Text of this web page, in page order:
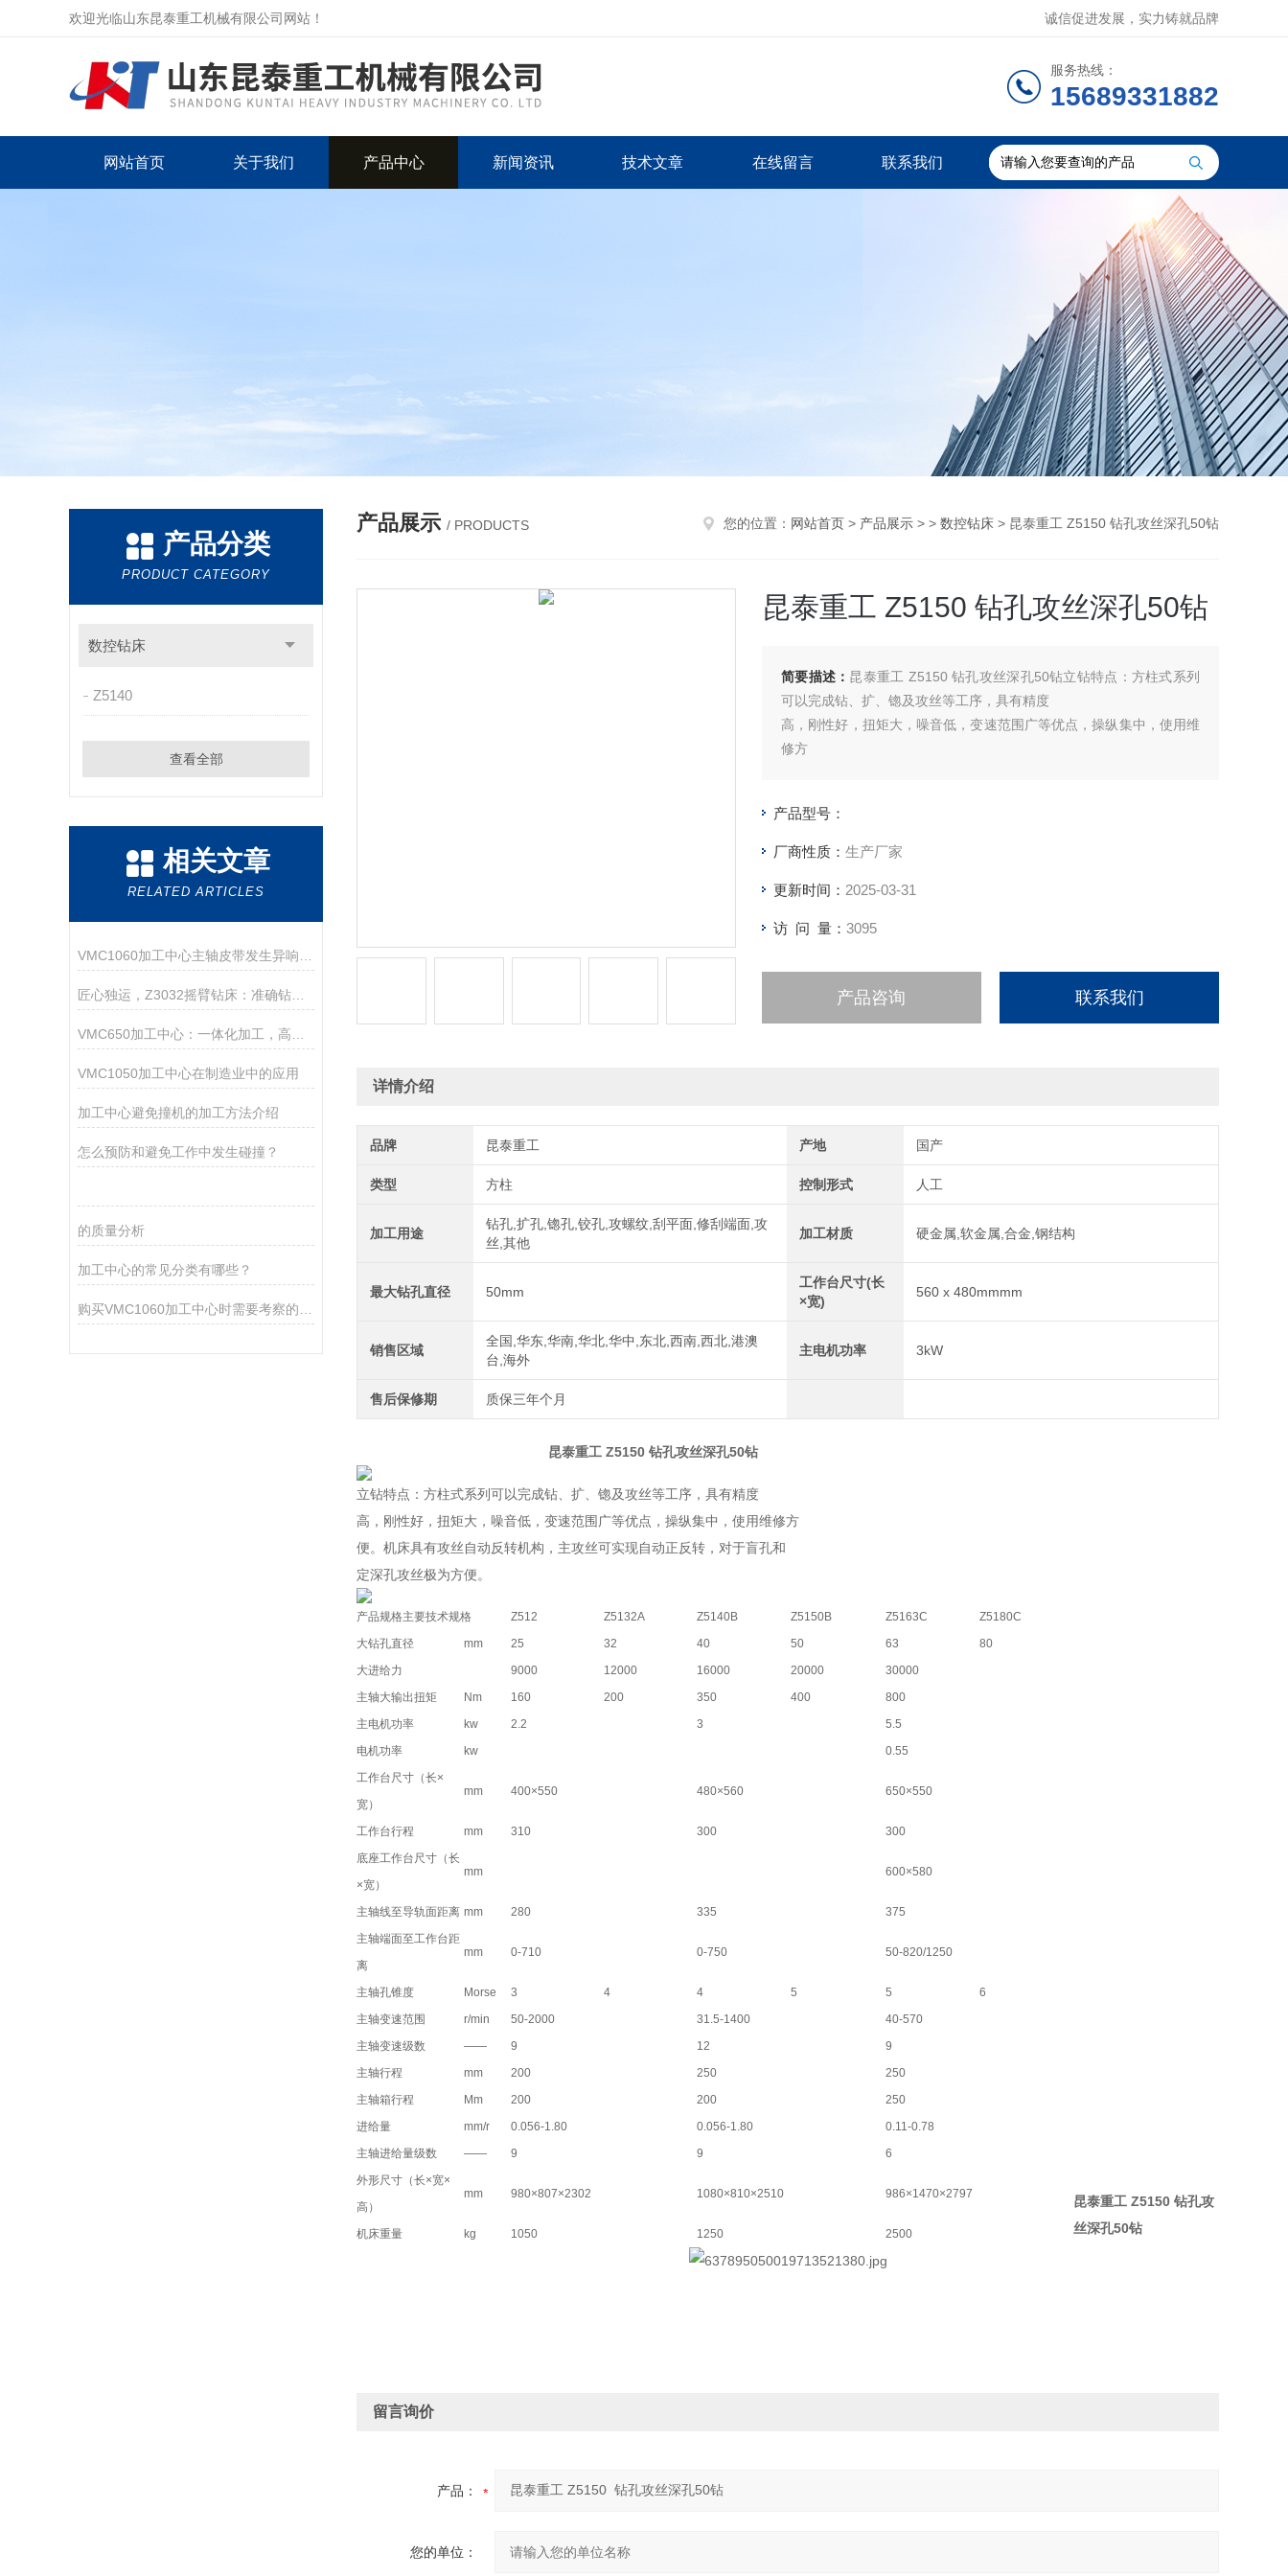
欢迎光临山东昆泰重工机械有限公司网站！ 诚信促进发展，实力铸就品牌
服务热线：
15689331882
网站首页 关于我们 产品中心 新闻资讯 技术文章 在线留言 联系我们
产品分类
PRODUCT CATEGORY
数控钻床
Z5140
查看全部
相关文章
RELATED ARTICLES
匠心独运，Z3032摇臂钻床：准确钻孔的艺术工匠
VMC1050加工中心在制造业中的应用
加工中心避免撞机的加工方法介绍
怎么预防和避免工作中发生碰撞？
的质量分析
加工中心的常见分类有哪些？
产品展示 / PRODUCTS 您的位置： 网站首页 > 产品展示 > > 数控钻床 > 昆泰重工 Z5150 钻孔攻丝深孔50钻
昆泰重工 Z5150 钻孔攻丝深孔50钻
简要描述： 昆泰重工 Z5150 钻孔攻丝深孔50钻立钻特点：方柱式系列
可以完成钻、扩、锪及攻丝等工序，具有精度
高，刚性好，扭矩大，噪音低，变速范围广等优点，操纵集中，使用维
修方
产品型号：
厂商性质： 生产厂家
更新时间： 2025-03-31
访 问 量： 3095
产品咨询 联系我们
详情介绍
品牌 昆泰重工 产地 国产
类型 方柱 控制形式 人工
加工用途
钻孔,扩孔,锪孔,铰孔,攻螺纹,刮平面,修刮端面,攻
丝,其他
加工材质 硬金属,软金属,合金,钢结构
最大钻孔直径 50mm
工作台尺寸(长
×宽)
560 x 480mmmm
销售区域
全国,华东,华南,华北,华中,东北,西南,西北,港澳
台,海外
主电机功率 3kW
售后保修期 质保三年个月
昆泰重工 Z5150 钻孔攻丝深孔50钻
立钻特点：方柱式系列可以完成钻、扩、锪及攻丝等工序，具有精度
高，刚性好，扭矩大，噪音低，变速范围广等优点，操纵集中，使用维修方
便。机床具有攻丝自动反转机构，主攻丝可实现自动正反转，对于盲孔和
定深孔攻丝极为方便。
产品规格主要技术规格 Z512 Z5132A Z5140B Z5150B Z5163C
Z5180C
大钻孔直径
mm 25 32 40 50 63
80
大进给力
9000 12000 16000 20000
30000
主轴大输出扭矩
Nm 160 200 350 400
800
主电机功率
kw 2.2 3
5.5
电机功率
kw
0.55
工作台尺寸（长×
宽）
mm 400×550 480×560 650×550
工作台行程 mm 310 300
300
底座工作台尺寸（长
×宽）
mm 600×580
主轴线至导轨面距离 mm 280 335
375
主轴端面至工作台距
离
mm 0-710 0-750 50-820/1250
主轴孔锥度 Morse 3 4 4 5 5
6
主轴变速范围
r/min 50-2000 31.5-1400
40-570
主轴变速级数
―― 9 12
9
主轴行程
mm 200 250
250
主轴箱行程
Mm 200 200
250
进给量
mm/r 0.056-1.80 0.056-1.80
0.11-0.78
主轴进给量级数
―― 9 9
6
外形尺寸（长×宽×
高）
mm 980×807×2302 1080×810×2510 986×1470×2797
机床重量 kg 1050 1250 2500
昆泰重工 Z5150 钻孔攻
丝深孔50钻
留言询价
产品：
您的单位：